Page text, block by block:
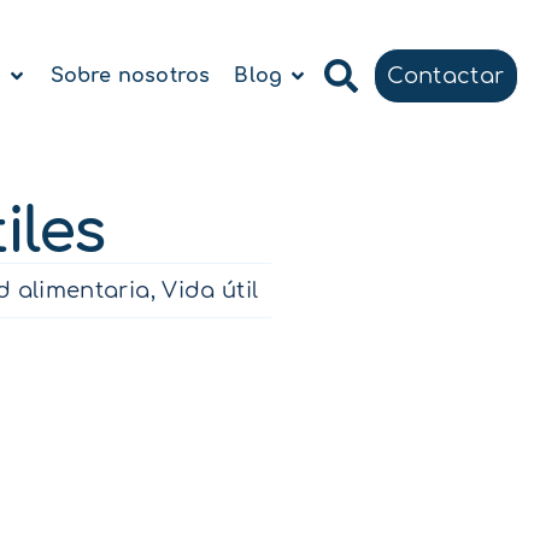
Sobre nosotros Blog Contactar
alimentaria,Vida útil